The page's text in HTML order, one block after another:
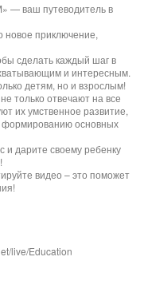
— ваш путеводитель в
приключение,
сделать каждый шаг в
и интересным.
детям, но и взрослым!
только отвечают на все
их умственное развитие,
формированию основных
и дарите своему ребенку
видео – это поможет
live/Education